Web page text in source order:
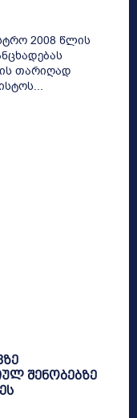
2008 წლის
თარიღად
შენობებზე